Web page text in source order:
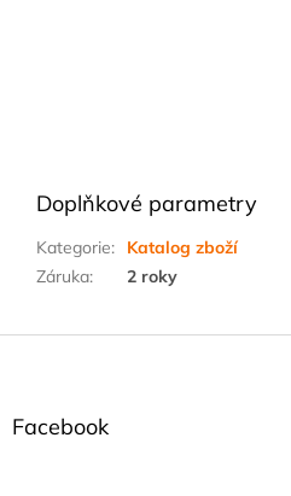
Doplňkové parametry
Kategorie:
Katalog zboží
Záruka: 2 roky
Z
Facebook